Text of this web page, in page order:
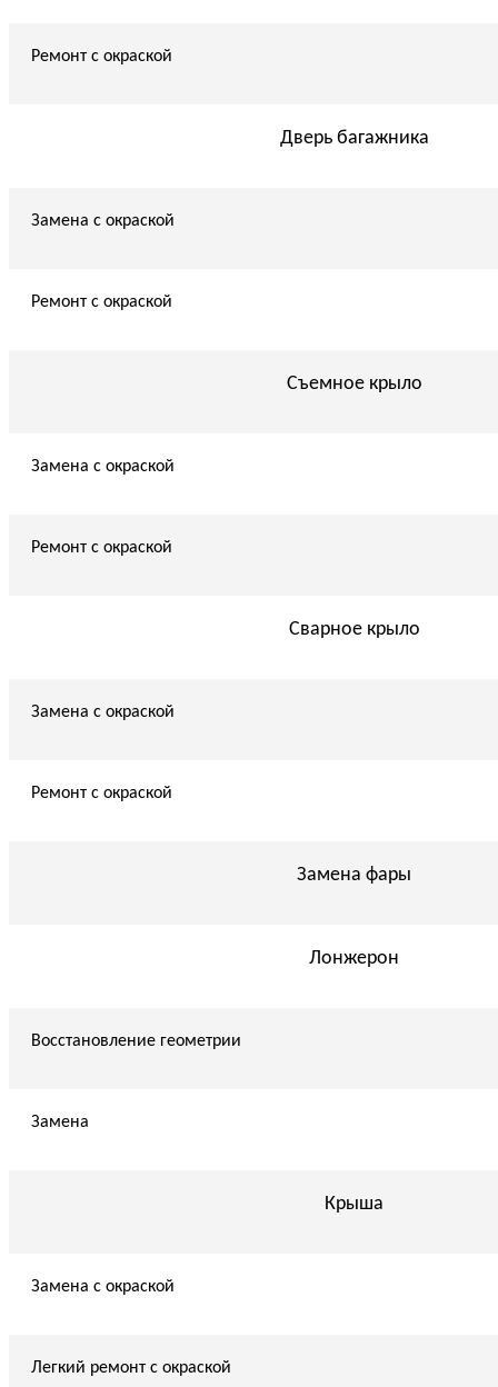
Ремонт с окраской
Дверь багажника
Замена с окраской
Ремонт с окраской
Съемное крыло
Замена с окраской
Ремонт с окраской
Сварное крыло
Замена с окраской
Ремонт с окраской
Замена фары
Лонжерон
Восстановление геометрии
Замена
Крыша
Замена с окраской
Легкий ремонт с окраской